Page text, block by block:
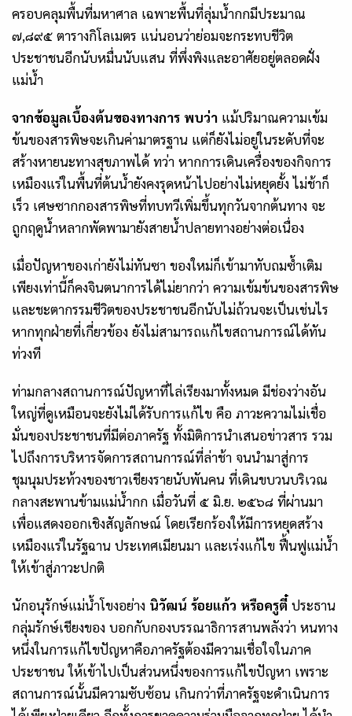
ครอบคลุมพื้นที่มหาศาล เฉพาะพื้นที่ลุ่มน้ำกกมีประมาณ
๗,๘๙๕ ตารางกิโลเมตร แน่นอนว่าย่อมจะกระทบชีวิต
ประชาชนอีกนับหมื่นนับแสน ที่พึ่งพิงและอาศัยอยู่ตลอดฝั่ง
แม่น้ำ
จากข้อมูลเบื้องต้นของทางการ พบว่า แม้ปริมาณความเข้ม
ข้นของสารพิษจะเกินค่ามาตรฐาน แต่ก็ยังไม่อยู่ในระดับที่จะ
สร้างหายนะทางสุขภาพได้ ทว่า หากการเดินเครื่องของกิจการ
เหมืองแร่ในพื้นที่ต้นน้ำยังคงรุดหน้าไปอย่างไม่หยุดยั้ง ไม่ช้าก็
เร็ว เศษซากกองสารพิษที่ทบทวีเพิ่มขึ้นทุกวันจากต้นทาง จะ
ถูกฤดูน้ำหลากพัดพามายังสายน้ำปลายทางอย่างต่อเนื่อง
เมื่อปัญหาของเก่ายังไม่ทันซา ของใหม่ก็เข้ามาทับถมซ้ำเติม
เพียงเท่านี้ก็คงจินตนาการได้ไม่ยากว่า ความเข้มข้นของสารพิษ
และชะตากรรมชีวิตของประชาชนอีกนับไม่ถ้วนจะเป็นเช่นไร
หากทุกฝ่ายที่เกี่ยวข้อง ยังไม่สามารถแก้ไขสถานการณ์ได้ทัน
ท่วงที
ท่ามกลางสถานการณ์ปัญหาที่ไล่เรียงมาทั้งหมด มีช่องว่างอัน
ใหญ่ที่ดูเหมือนจะยังไม่ได้รับการแก้ไข คือ ภาวะความไม่เชื่อ
มั่นของประชาชนที่มีต่อภาครัฐ ทั้งมิติการนำเสนอข่าวสาร รวม
ไปถึงการบริหารจัดการสถานการณ์ที่ล่าช้า จนนำมาสู่การ
ชุมนุมประท้วงของชาวเชียงรายนับพันคน ที่เดินขบวนบริเวณ
กลางสะพานข้ามแม่น้ำกก เมื่อวันที่ ๕ มิ.ย. ๒๕๖๘ ที่ผ่านมา
เพื่อแสดงออกเชิงสัญลักษณ์ โดยเรียกร้องให้มีการหยุดสร้าง
เหมืองแร่ในรัฐฉาน ประเทศเมียนมา และเร่งแก้ไข ฟื้นฟูแม่น้ำ
ให้เข้าสู่ภาวะปกติ
นักอนุรักษ์แม่น้ำโขงอย่าง นิวัฒน์ ร้อยแก้ว หรือครูตี๋ ประธาน
กลุ่มรักษ์เชียงของ บอกกับกองบรรณาธิการสานพลังว่า หนทาง
หนึ่งในการแก้ไขปัญหาคือภาครัฐต้องมีความเชื่อใจในภาค
ประชาชน ให้เข้าไปเป็นส่วนหนึ่งของการแก้ไขปัญหา เพราะ
สถานการณ์นั้นมีความซับซ้อน เกินกว่าที่ภาครัฐจะดำเนินการ